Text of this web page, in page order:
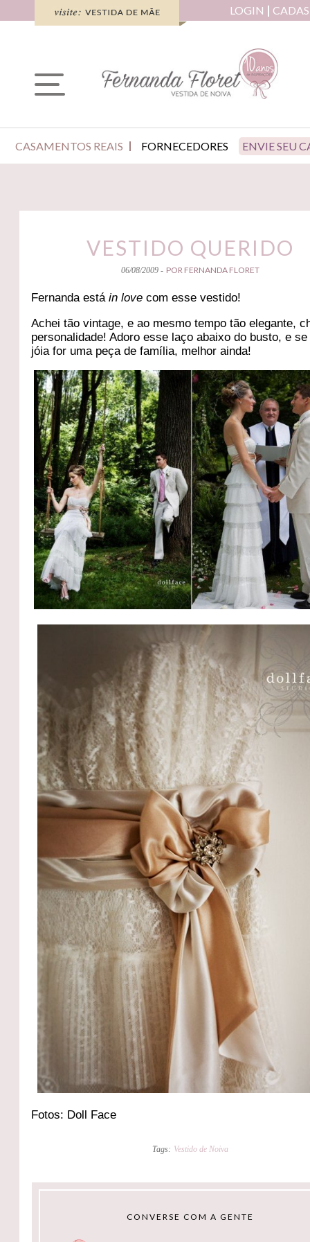
LOGIN
CASAMENTOS REAIS FORNECEDORES ENVIE SEU
VESTIDO QUERIDO
06/08/2009 - POR FERNANDA FLORET
Fernanda estáin love com esse vestido!
Achei tão vintage, e ao mesmo tempo tão elegante,
personalidade! Adoro esse laço abaixo do busto, e
jóia for uma peça de família, melhor ainda!
Fotos: Doll Face
Tags: Vestido de Noiva
CONVERSE COM A GENTE